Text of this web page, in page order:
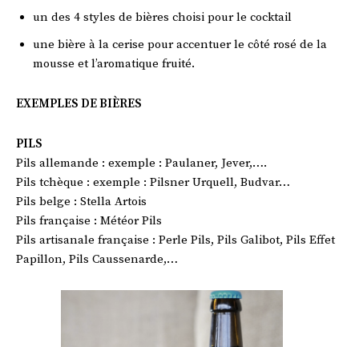
un des 4 styles de bières choisi pour le cocktail
une bière à la cerise pour accentuer le côté rosé de la
mousse et l’aromatique fruité.
EXEMPLES DE BIÈRES
PILS
Pils allemande : exemple : Paulaner, Jever,….
Pils tchèque : exemple : Pilsner Urquell, Budvar…
Pils belge : Stella Artois
Pils française : Météor Pils
Pils artisanale française : Perle Pils, Pils Galibot, Pils Effet
Papillon, Pils Caussenarde,…